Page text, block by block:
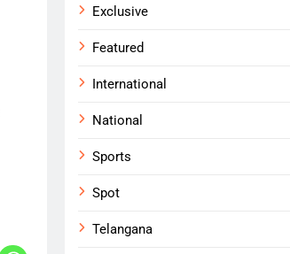
Exclusive
Featured
International
National
Sports
Spot
Telangana